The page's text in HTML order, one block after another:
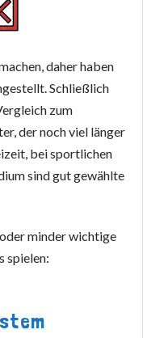
daher haben
Schließlich
zum
der noch viel länger
bei sportlichen
sind gut gewählte
minder wichtige
spielen: